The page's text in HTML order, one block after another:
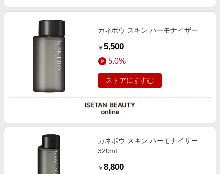
カネボウ スキン ハーモナイザー
￥ 5,500
5.0%
ストアにすすむ
カネボウ スキン ハーモナイザー
320mL
￥ 8,800